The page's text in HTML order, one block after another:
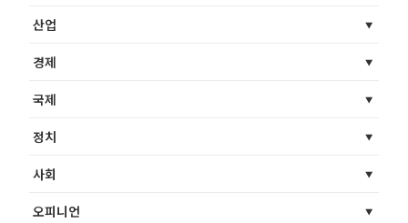
산업
경제
국제
정치
사회
오피니언